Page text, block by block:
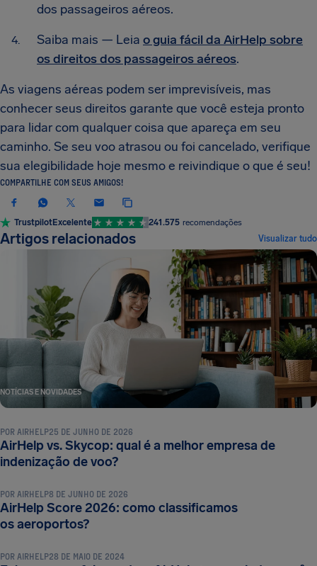
dos passageiros aéreos.
Saiba mais — Leia o guia fácil da AirHelp sobre
os direitos dos passageiros aéreos.
As viagens aéreas podem ser imprevisíveis, mas
conhecer seus direitos garante que você esteja pronto
para lidar com qualquer coisa que apareça em seu
caminho. Se seu voo atrasou ou foi cancelado, verifique
sua elegibilidade hoje mesmo e reivindique o que é seu!
COMPARTILHE COM SEUS AMIGOS!
TrustpilotExcelente 241.575 recomendações
Artigos relacionados Visualizar tudo
NOTÍCIAS E NOVIDADES
POR AIRHELP25 DE JUNHO DE 2026
AirHelp vs. Skycop: qual é a melhor empresa de
indenização de voo?
NOTÍCIAS E NOVIDADES
POR AIRHELP8 DE JUNHO DE 2026
AirHelp Score 2026: como classificamos
os aeroportos?
NOTÍCIAS E NOVIDADES
POR AIRHELP28 DE MAIO DE 2024